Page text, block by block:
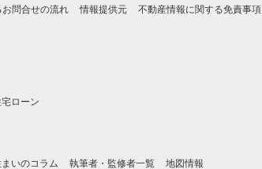
問合せの流れ 情報提供元 不動産情報に関する免責事項
ローン
いのコラム 執筆者・監修者一覧 地図情報